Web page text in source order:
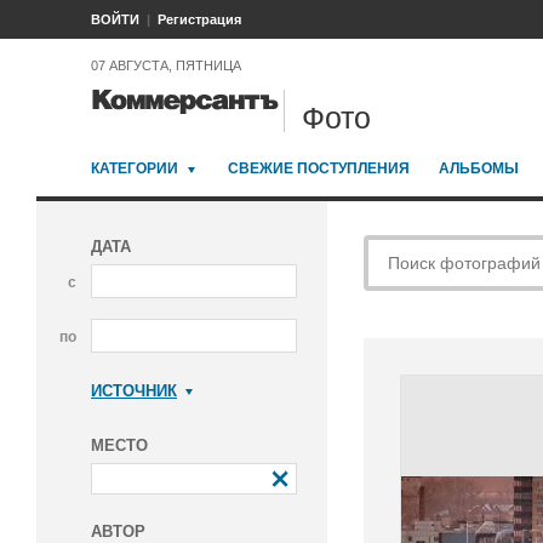
ВОЙТИ Регистрация
07 АВГУСТА, ПЯТНИЦА
Фото
КАТЕГОРИИ СВЕЖИЕ ПОСТУПЛЕНИЯ АЛЬБОМЫ
ДАТА
с
по
ИСТОЧНИК
МЕСТО
АВТОР